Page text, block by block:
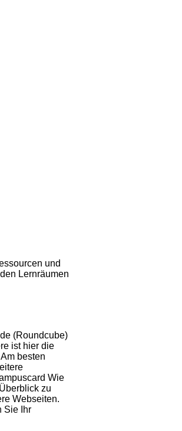
und
Lernräumen
(Roundcube)
ist hier die
besten
Wie
zu
Webseiten.
Sie Ihr